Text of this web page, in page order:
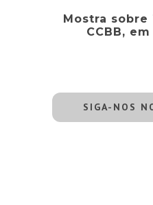
Mostra
CCBB,
SIGA-NOS